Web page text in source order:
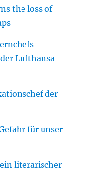
the loss of
Lufthansa
der
für unser
literarischer